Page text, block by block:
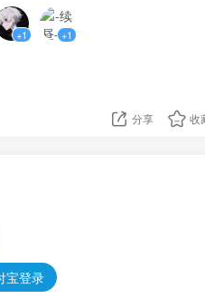
+1 +1
分享 收
宝登录